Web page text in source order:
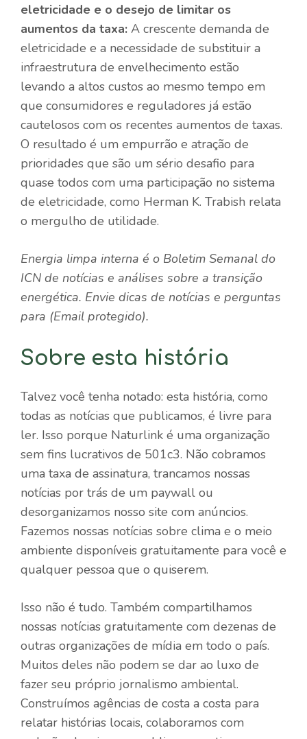
eletricidade e o desejo de limitar os
aumentos da taxa: A crescente demanda de
eletricidade e a necessidade de substituir a
infraestrutura de envelhecimento estão
levando a altos custos ao mesmo tempo em
que consumidores e reguladores já estão
cautelosos com os recentes aumentos de taxas.
O resultado é um empurrão e atração de
prioridades que são um sério desafio para
quase todos com uma participação no sistema
de eletricidade, como Herman K. Trabish relata
o mergulho de utilidade.
Energia limpa interna é o Boletim Semanal do
ICN de notícias e análises sobre a transição
energética. Envie dicas de notícias e perguntas
para (Email protegido).
Sobre esta história
Talvez você tenha notado: esta história, como
todas as notícias que publicamos, é livre para
ler. Isso porque Naturlink é uma organização
sem fins lucrativos de 501c3. Não cobramos
uma taxa de assinatura, trancamos nossas
notícias por trás de um paywall ou
desorganizamos nosso site com anúncios.
Fazemos nossas notícias sobre clima e o meio
ambiente disponíveis gratuitamente para você e
qualquer pessoa que o quiserem.
Isso não é tudo. Também compartilhamos
nossas notícias gratuitamente com dezenas de
outras organizações de mídia em todo o país.
Muitos deles não podem se dar ao luxo de
fazer seu próprio jornalismo ambiental.
Construímos agências de costa a costa para
relatar histórias locais, colaboramos com